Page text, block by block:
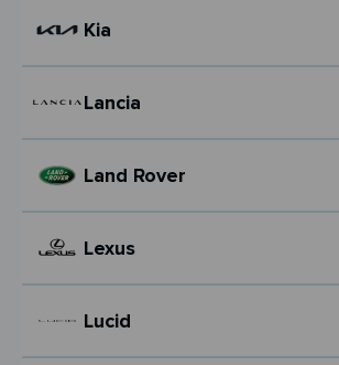
Kia
Lancia
Land Rover
Lexus
Lucid